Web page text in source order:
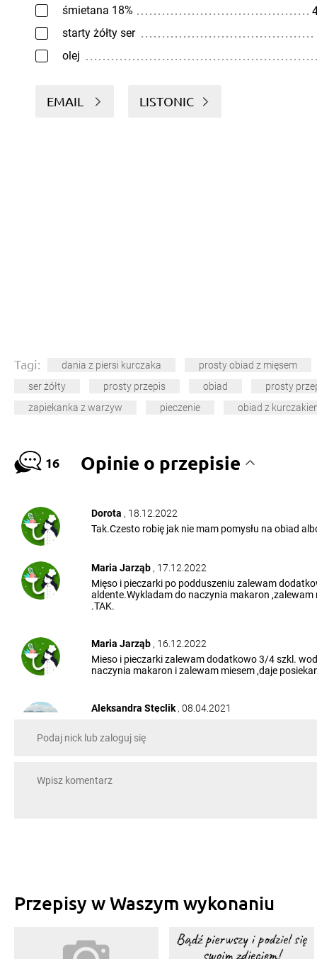
śmietana 18%
starty żółty ser
olej
EMAIL LISTONIC
Tagi: dania z piersi kurczaka prosty obiad z mięsem
ser żółty
prosty przepis obiad prosty
zapiekanka z warzyw
pieczenie obiad z
16 Opinie o przepisie
Dorota , 18.12.2022
Tak.Czesto robię jak nie mam pomysłu na obiad
Maria Jarząb , 17.12.2022
Mięso i pieczarki po podduszeniu zalewam
aldente.Wykladam do naczynia makaron
.TAK.
Maria Jarząb , 16.12.2022
Mieso i pieczarki zalewam dodatkowo 3/4 szkl.
naczynia makaron i zalewam miesem ,daje
Aleksandra Stęclik , 08.04.2021
super, to moje pierwsze danie co sam zrobiłem i
świetne proste i smaczne
Przepisy w Waszym wykonaniu